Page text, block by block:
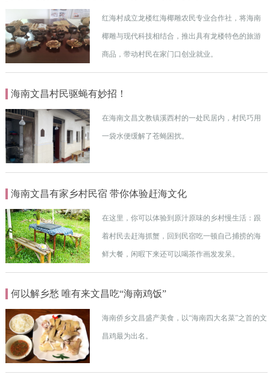
红海村成立龙楼红海椰雕农民专业合作社，将海南
椰雕与现代科技相结合，推出具有龙楼特色的旅游
商品，带动村民在家门口创业就业。
海南文昌村民驱蝇有妙招！
在海南文昌文教镇溪西村的一处民居内，村民巧用
一袋水便缓解了苍蝇困扰。
海南文昌有家乡村民宿 带你体验赶海文化
在这里，你可以体验到原汁原味的乡村慢生活：跟
着村民去赶海抓蟹，回到民宿吃一顿自己捕捞的海
鲜大餐，闲暇下来还可以喝茶作画发发呆。
何以解乡愁 唯有来文昌吃“海南鸡饭”
海南侨乡文昌盛产美食，以“海南四大名菜”之首的文
昌鸡最为出名。